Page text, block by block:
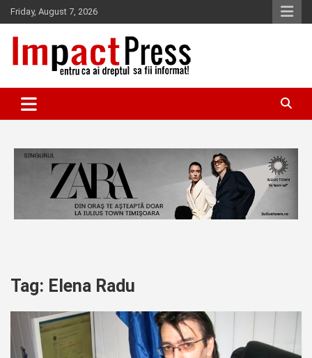
Skip
to
content
Friday, August 7, 2026
IMPACTPRESS
Tag: Elena Radu